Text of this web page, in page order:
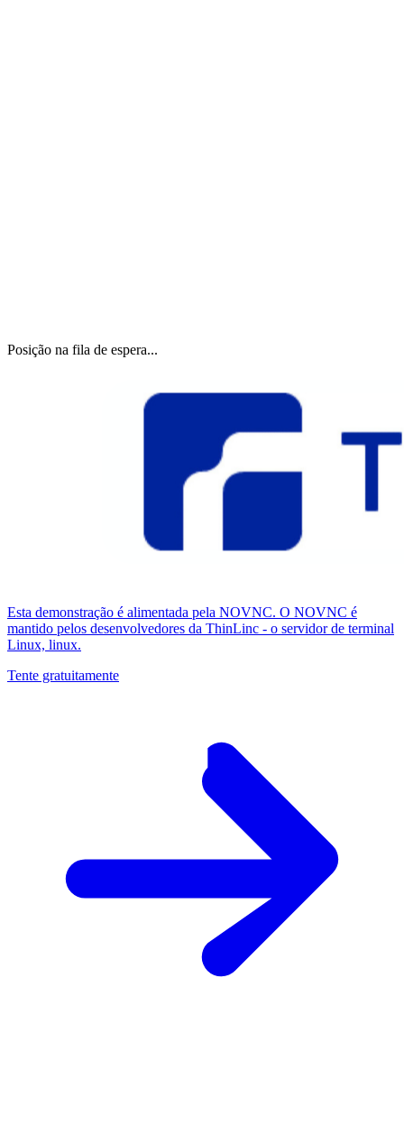
Posição na fila de espera...
Esta demonstração é alimentada pela NOVNC. O NOVNC é
mantido pelos desenvolvedores da ThinLinc - o servidor de terminal
Linux, linux.
Tente gratuitamente